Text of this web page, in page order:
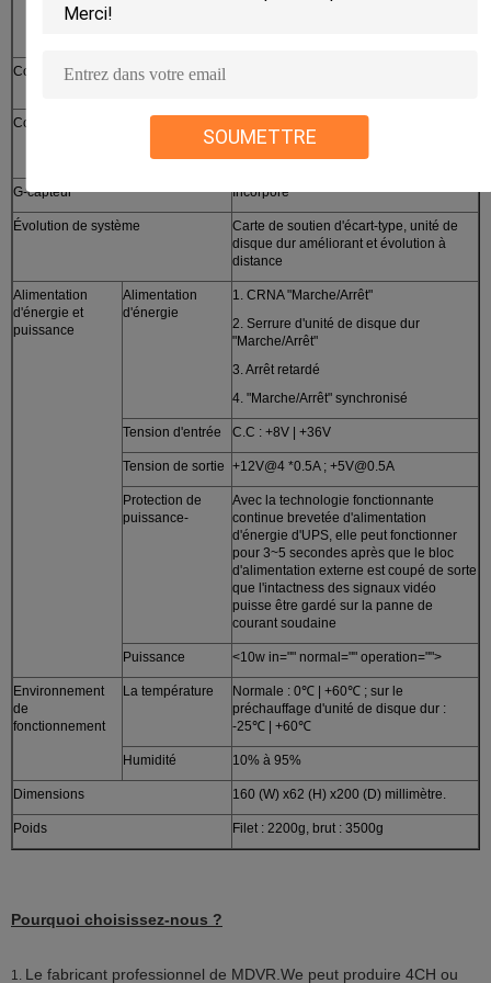
SOUMETTRE
Contrôle de PTZ
Configuration de paramètre
La configuration de soutien de paramètre
fonctionne pour le canal mobile de
codage de DVR ;
G-capteur Incorporé
Évolution de système
Carte de soutien d'écart-type, unité de
disque dur améliorant et évolution à
distance
Alimentation
d'énergie et
puissance
Alimentation
d'énergie
1. CRNA "Marche/Arrêt"
2. Serrure d'unité de disque dur
"Marche/Arrêt"
3. Arrêt retardé
4. "Marche/Arrêt" synchronisé
Tension d'entrée C.C : +8V | +36V
Tension de sortie +12V@4 *0.5A ; +5V@0.5A
Protection de
puissance-
Avec la technologie fonctionnante
continue brevetée d'alimentation
d'énergie d'UPS, elle peut fonctionner
pour 3~5 secondes après que le bloc
d'alimentation externe est coupé de sorte
que l'intactness des signaux vidéo
puisse être gardé sur la panne de
courant soudaine
Puissance <10w in="" normal="" operation="">
Environnement
de
fonctionnement
La température
Normale : 0℃ | +60℃ ; sur le
préchauffage d'unité de disque dur :
-25℃ | +60℃
Humidité 10% à 95%
Dimensions 160 (W) x62 (H) x200 (D) millimètre.
Poids Filet : 2200g, brut : 3500g
Pourquoi choisissez-nous ?
1. Le fabricant professionnel de MDVR.We peut produire 4CH ou